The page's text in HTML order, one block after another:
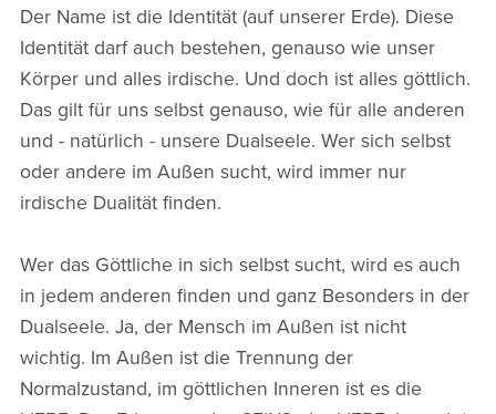
Der Name ist die Identität (auf unserer Erde). Diese
Identität darf auch bestehen, genauso wie unser
Körper und alles irdische. Und doch ist alles göttlich.
Das gilt für uns selbst genauso, wie für alle anderen
und - natürlich - unsere Dualseele. Wer sich selbst
oder andere im Außen sucht, wird immer nur
irdische Dualität finden.
Wer das Göttliche in sich selbst sucht, wird es auch
in jedem anderen finden und ganz Besonders in der
Dualseele. Ja, der Mensch im Außen ist nicht
wichtig. Im Außen ist die Trennung der
Normalzustand, im göttlichen Inneren ist es die